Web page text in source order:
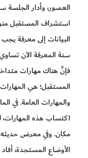
العصور، وأدار الجلسة
استشراف المستقبل
البيانات إلى معرفة
فإنَّ هناك مهارات
المستقبل؛ هي
والمهارات العامة. في
اكتساب هذه
مكان. وفي معرض حديثه